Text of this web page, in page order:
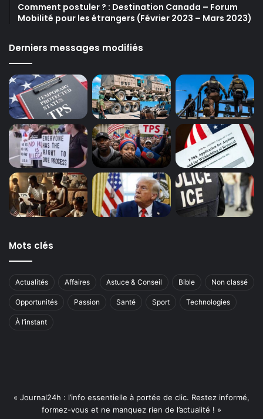
Comment postuler ? : Destination Canada – Forum
Mobilité pour les étrangers (Février 2023 – Mars 2023)
Derniers messages modifiés
Mots clés
Actualités Affaires Astuce & Conseil Bible Non classé
Opportunités Passion Santé Sport Technologies
À l’instant
« Journal24h : l’info essentielle à portée de clic. Restez informé,
formez-vous et ne manquez rien de l’actualité ! »